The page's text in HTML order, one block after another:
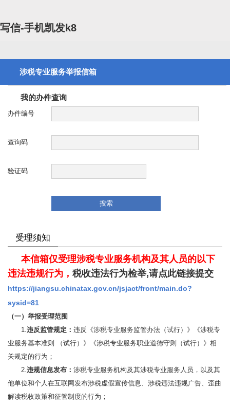
写信-手机凯发k8
涉税专业服务举报信箱
我的办件查询
办件编号
查询码
验证码
受理须知
本信箱仅受理涉税专业服务机构及其人员的以下
违法违规行为， 税收违法行为检举,请点此链接提交
https://jiangsu.chinatax.gov.cn/jsjact/front/main.do?
sysid=81
（一）举报受理范围
1.违反监管规定： 违反 《涉税专业服务监管办法（试行）》
《涉税专
业服务基本准则 （试行）》《涉税专业服务职业道德守则（试行）》 相
关规定的行为；
2.违规信息发布： 涉税专业服务机构及其涉税专业服务人员，以及其
他单位和个人在互联网发布涉税虚假宣传信息、涉税违法违规广告、歪曲
解读税收政策和征管制度的行为；